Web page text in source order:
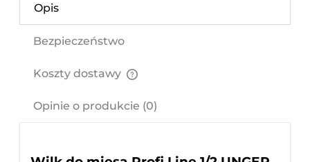
Opis
Bezpieczeństwo
Koszty dostawy
Opinie o produkcie (0)